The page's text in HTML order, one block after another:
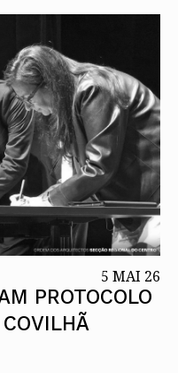
5 MAI 26
PROTOCOLO
COVILHÃ